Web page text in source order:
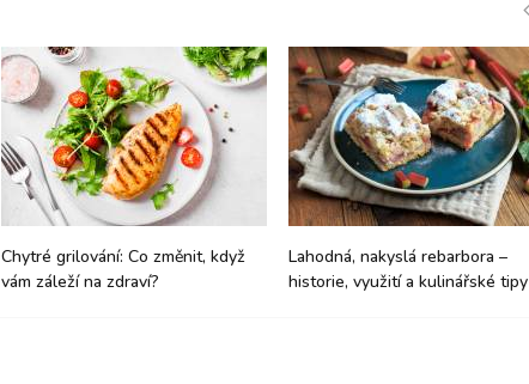
Chytré grilování: Co změnit, když
vám záleží na zdraví?
Lahodná, nakyslá rebarbora –
historie, využití a kulinářské tipy